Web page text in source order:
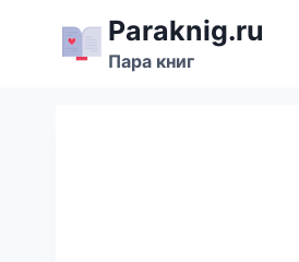
содержимому
Paraknig.ru
Пара книг